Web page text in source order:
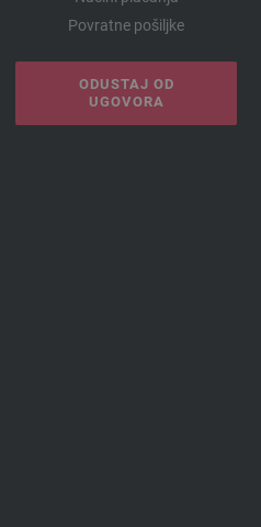
Povratne pošiljke
ODUSTAJ OD
UGOVORA